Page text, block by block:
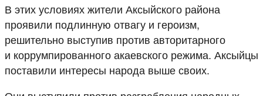
В этих условиях жители Аксыйского района
проявили подлинную отвагу и героизм,
решительно выступив против авторитарного
и коррумпированного акаевского режима. Аксыйцы
поставили интересы народа выше своих.